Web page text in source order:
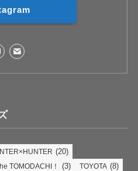
(20)
TOMODACHI！ (3) TOYOTA (8)